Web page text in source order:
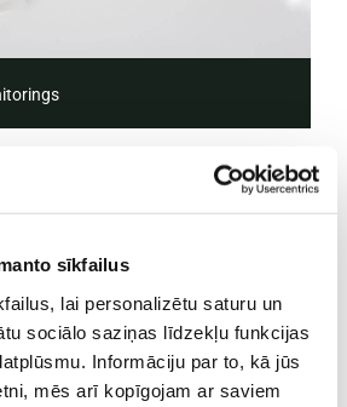
sīkfailus
lai personalizētu saturu un
sociālo saziņas līdzekļu funkcijas
Informāciju par to, kā jūs
mēs arī kopīgojam ar saviem